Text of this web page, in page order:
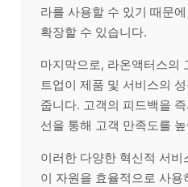
라를 사용할 수 있기 때문
확장할 수 있습니다.
마지막으로, 라온액터스의
트업이 제품 및 서비스의
줍니다. 고객의 피드백을
선을 통해 고객 만족도를
이러한 다양한 혁신적 서
이 자원을 효율적으로 사